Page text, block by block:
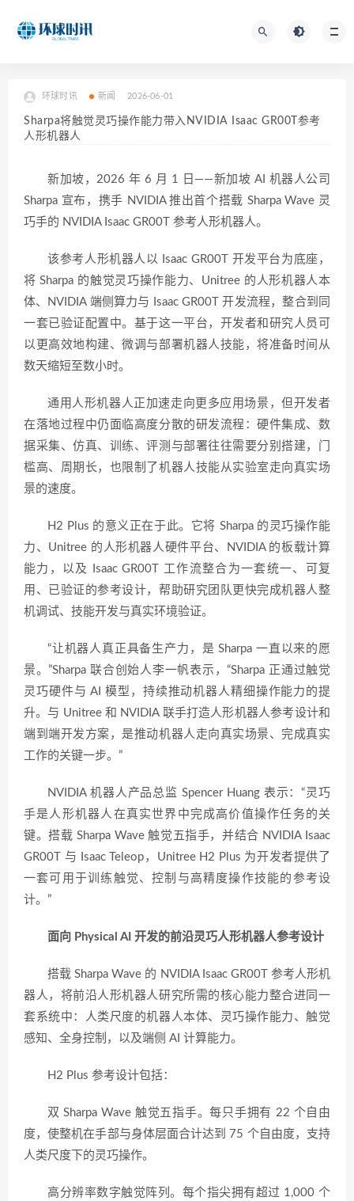
环球时讯 新闻 2026-06-01
Sharpa将触觉灵巧操作能力带入NVIDIA Isaac GR00T参考
人形机器人
新加坡，2026 年 6 月 1 日——新加坡 AI 机器人公司
Sharpa 宣布，携手 NVIDIA 推出首个搭载 Sharpa Wave 灵
巧手的 NVIDIA Isaac GR00T 参考人形机器人。
该参考人形机器人以 Isaac GR00T 开发平台为底座，
将 Sharpa 的触觉灵巧操作能力、Unitree 的人形机器人本
体、NVIDIA 端侧算力与 Isaac GR00T 开发流程，整合到同
一套已验证配置中。基于这一平台，开发者和研究人员可
以更高效地构建、微调与部署机器人技能，将准备时间从
数天缩短至数小时。
通用人形机器人正加速走向更多应用场景，但开发者
在落地过程中仍面临高度分散的研发流程：硬件集成、数
据采集、仿真、训练、评测与部署往往需要分别搭建，门
槛高、周期长，也限制了机器人技能从实验室走向真实场
景的速度。
H2 Plus 的意义正在于此。它将 Sharpa 的灵巧操作能
力、Unitree 的人形机器人硬件平台、NVIDIA 的板载计算
能力，以及 Isaac GR00T 工作流整合为一套统一、可复
用、已验证的参考设计，帮助研究团队更快完成机器人整
机调试、技能开发与真实环境验证。
“让机器人真正具备生产力，是 Sharpa 一直以来的愿
景。”Sharpa 联合创始人李一帆表示，“Sharpa 正通过触觉
灵巧硬件与 AI 模型，持续推动机器人精细操作能力的提
升。与 Unitree 和 NVIDIA 联手打造人形机器人参考设计和
端到端开发方案，是推动机器人走向真实场景、完成真实
工作的关键一步。”
NVIDIA 机器人产品总监 Spencer Huang 表示：“灵巧
手是人形机器人在真实世界中完成高价值操作任务的关
键。搭载 Sharpa Wave 触觉五指手，并结合 NVIDIA Isaac
GR00T 与 Isaac Teleop，Unitree H2 Plus 为开发者提供了
一套可用于训练触觉、控制与高精度操作技能的参考设
计。”
面向 Physical AI 开发的前沿灵巧人形机器人参考设计
搭载 Sharpa Wave 的 NVIDIA Isaac GR00T 参考人形机
器人，将前沿人形机器人研究所需的核心能力整合进同一
套系统中：人类尺度的机器人本体、灵巧操作能力、触觉
感知、全身控制，以及端侧 AI 计算能力。
H2 Plus 参考设计包括：
双 Sharpa Wave 触觉五指手。每只手拥有 22 个自由
度，使整机在手部与身体层面合计达到 75 个自由度，支持
人类尺度下的灵巧操作。
高分辨率数字触觉阵列。每个指尖拥有超过 1,000 个